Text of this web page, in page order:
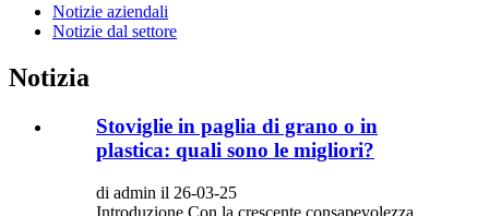
Notizie aziendali
Notizie dal settore
Notizia
Stoviglie in paglia di grano o in
plastica: quali sono le migliori?
di admin il 26-03-25
Introduzione Con la crescente consapevolezza